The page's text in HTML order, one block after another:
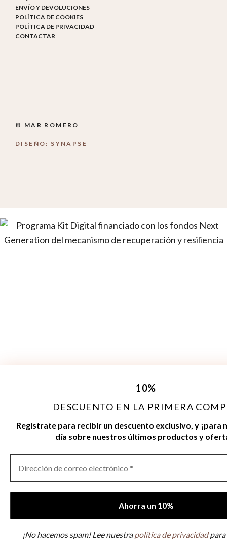
Gestionar consentimiento
Para ofrecer las mejores experiencias, utilizamos tecnologías como las cookies
acceder a la información del dispositivo. El consentimiento de estas
procesar datos como el comportamiento de navegación o las identificaciones
Denegar
Ver preferencias
10%
DESCUENTO EN LA PRIMERA
Regístrate para recibir un descuento exclusivo, y ¡para
día sobre nuestros últimos productos y
¡No hacemos spam! Lee nuestrapolítica de privacidadpara
ENVÍO Y DEVOLUCIONES
POLÍTICA DE COOKIES
POLÍTICA DE PRIVACIDAD
CONTACTAR
© MAR ROMERO
DISEÑO: SYNAPSE